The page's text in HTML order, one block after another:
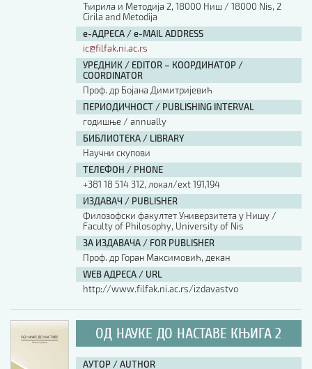
Ћирила и Методија 2, 18000 Ниш / 18000 Nis, 2
Cirila and Metodija
е-АДРЕСА / e-MAIL ADDRESS
ic@filfak.ni.ac.rs
УРЕДНИК / EDITOR – КООРДИНАТОР /
COORDINATOR
Проф. др Бојана Димитријевић
ПЕРИОДИЧНОСТ / PUBLISHING INTERVAL
годишње / annually
БИБЛИОТЕКА / LIBRARY
Научни скупови
ТЕЛЕФОН / PHONE
+381 18 514 312, локал/ext 191,194
ИЗДАВАЧ / PUBLISHER
Филозофски факултет Универзитета у Нишу /
Faculty of Philosophy, University of Nis
ЗА ИЗДАВАЧА / FOR PUBLISHER
Проф. др Горан Максимовић, декан
WEB АДРЕСА / URL
http://www.filfak.ni.ac.rs/izdavastvo
ОД НАУКЕ ДО НАСТАВЕ КЊИГА 2
АУТОР / AUTHOR